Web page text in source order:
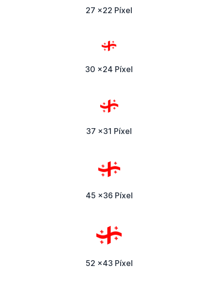
27 x22 Píxel
30 x24 Píxel
37 x31 Píxel
45 x36 Píxel
52 x43 Píxel